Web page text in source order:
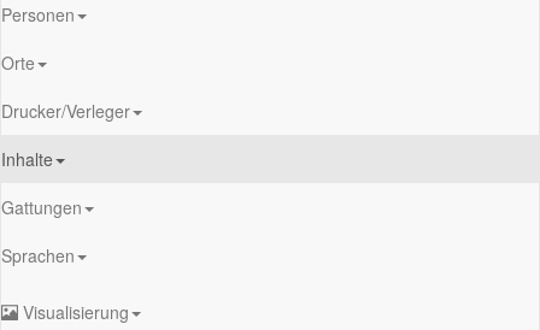
Personen
Orte
Drucker/Verleger
Inhalte
Gattungen
Sprachen
Visualisierung